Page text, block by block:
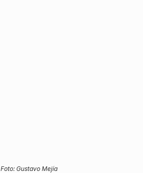
Foto: Gustavo Mejía